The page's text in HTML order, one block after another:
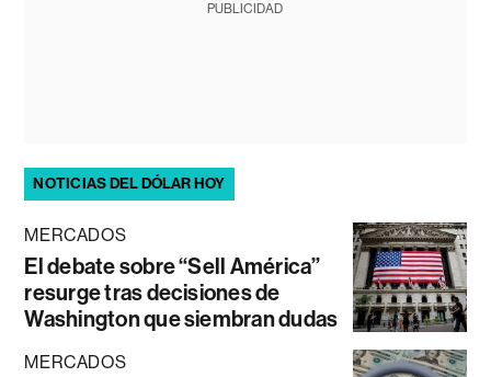
PUBLICIDAD
NOTICIAS DEL DÓLAR HOY
MERCADOS
El debate sobre “Sell América”
resurge tras decisiones de
Washington que siembran dudas
MERCADOS